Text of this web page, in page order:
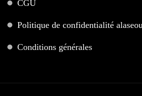
CGU
Politique de confidentialité
Conditions générales